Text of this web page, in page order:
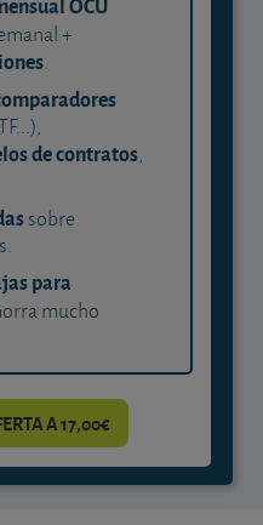
+
.
de contratos,
sobre
para
mucho
A 17,00€